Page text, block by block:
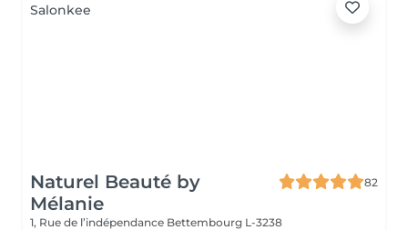
Naturel Beauté by
Mélanie
82
1, Rue de l’indépendance Bettembourg L-3238